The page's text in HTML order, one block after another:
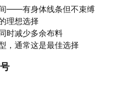
——有身体线条但不束缚
理想选择
时减少多余布料
，通常这是最佳选择